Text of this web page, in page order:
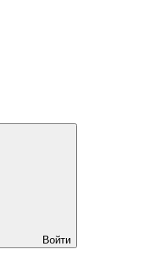
Войти